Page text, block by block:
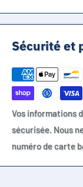
Sécurité et
Vos informations
sécurisée. Nous
numéro de carte